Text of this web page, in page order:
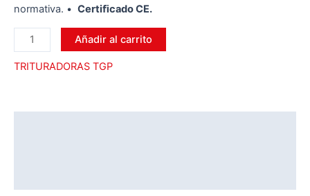
normativa. • Certiﬁcado CE.
Añadir al carrito
TRITURADORAS TGP